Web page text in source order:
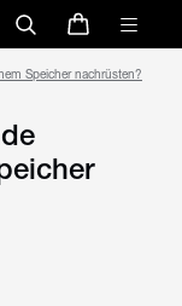
Speicher nachrüsten?